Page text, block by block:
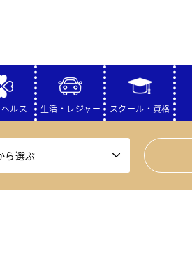
ルス 生活・レジャー スクール・資格
ら選ぶ